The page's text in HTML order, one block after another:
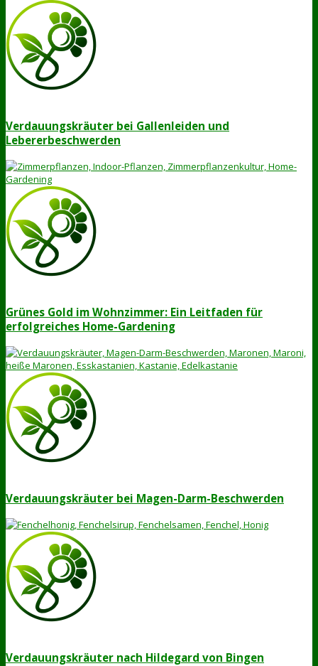
Verdauungskräuter bei Gallenleiden und
Lebererbeschwerden
Grünes Gold im Wohnzimmer: Ein Leitfaden für
erfolgreiches Home-Gardening
Verdauungskräuter bei Magen-Darm-Beschwerden
Verdauungskräuter nach Hildegard von Bingen